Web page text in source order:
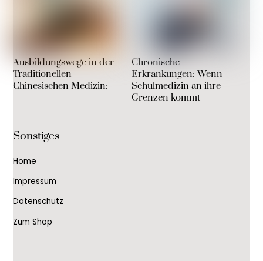
Ausbildungswege in der
Traditionellen
Chinesischen Medizin:
Chronische
Erkrankungen: Wenn
Schulmedizin an ihre
Grenzen kommt
Sonstiges
Home
Impressum
Datenschutz
Zum Shop